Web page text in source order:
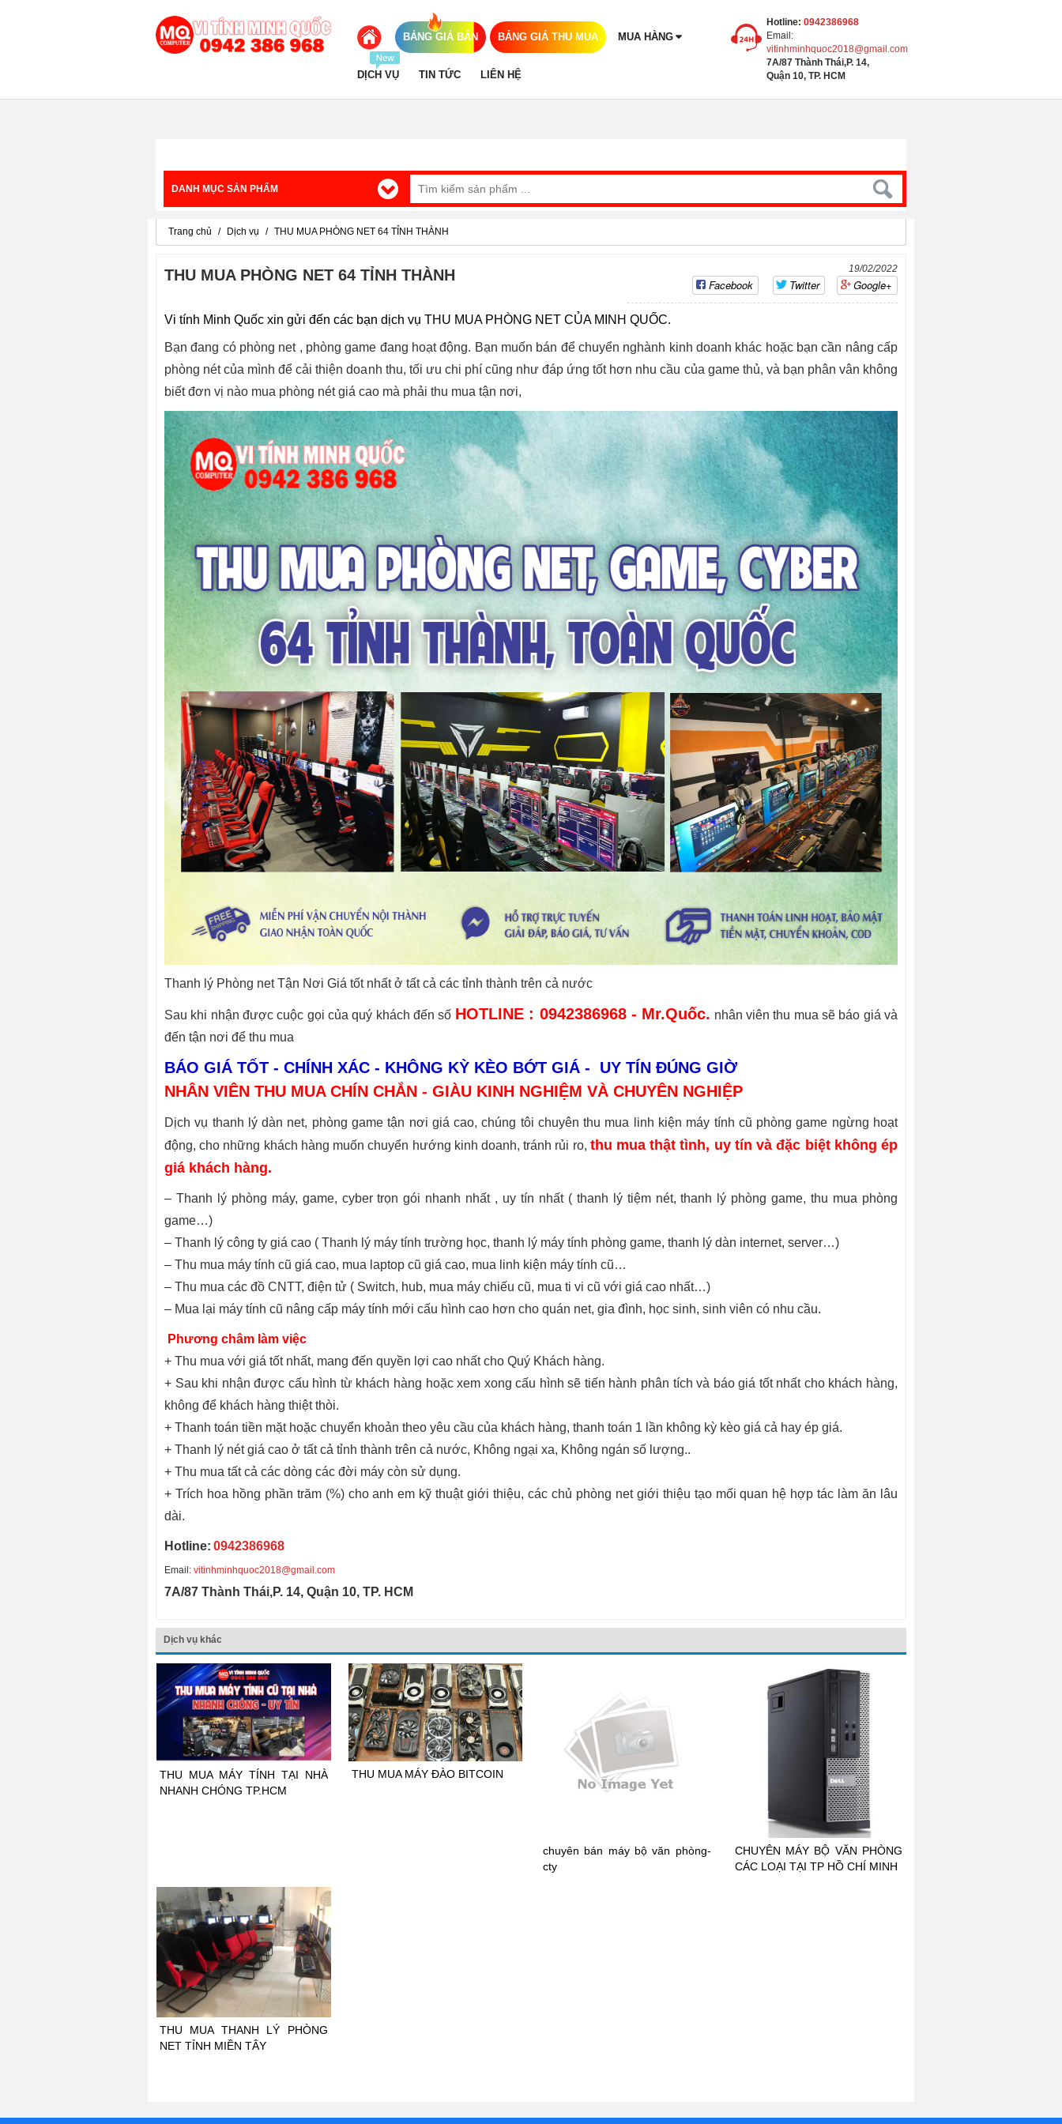
BẢNG GIÁ BÁN BẢNG GIÁ THU MUA MUA HÀNG
DỊCH VỤ TIN TỨC LIÊN HỆ
Hotline: 0942386968
Email:
vitinhminhquoc2018@gmail.com
7A/87 Thành Thái,P. 14,
Quận 10, TP. HCM
DANH MỤC SẢN PHẨM
Trang chủ Dịch vụ THU MUA PHÒNG NET 64 TỈNH THÀNH
THU MUA PHÒNG NET 64 TỈNH THÀNH 19/02/2022
Facebook Twitter Google+
Vi tính Minh Quốc xin gửi đến các bạn dịch vụ THU MUA PHÒNG NET CỦA MINH QUỐC.
Bạn đang có phòng net , phòng game đang hoạt động. Bạn muốn bán để chuyển nghành kinh doanh khác hoặc bạn cần nâng cấp
phòng nét của mình để cải thiện doanh thu, tối ưu chi phí cũng như đáp ứng tốt hơn nhu cầu của game thủ, và bạn phân vân không
biết đơn vị nào mua phòng nét giá cao mà phải thu mua tận nơi,
Thanh lý Phòng net Tận Nơi Giá tốt nhất ở tất cả các tỉnh thành trên cả nước
Sau khi nhận được cuộc gọi của quý khách đến số HOTLINE : 0942386968 - Mr.Quốc. nhân viên thu mua sẽ báo giá và
đến tận nơi để thu mua
BÁO GIÁ TỐT - CHÍNH XÁC - KHÔNG KỲ KÈO BỚT GIÁ - UY TÍN ĐÚNG GIỜ
NHÂN VIÊN THU MUA CHÍN CHẮN - GIÀU KINH NGHIỆM VÀ CHUYÊN NGHIỆP
Dịch vụ thanh lý dàn net, phòng game tận nơi giá cao, chúng tôi chuyên thu mua linh kiện máy tính cũ phòng game ngừng hoạt
động, cho những khách hàng muốn chuyển hướng kinh doanh, tránh rủi ro, thu mua thật tình, uy tín và đặc biệt không ép
giá khách hàng.
– Thanh lý phòng máy, game, cyber trọn gói nhanh nhất , uy tín nhất ( thanh lý tiệm nét, thanh lý phòng game, thu mua phòng
game…)
– Thanh lý công ty giá cao ( Thanh lý máy tính trường học, thanh lý máy tính phòng game, thanh lý dàn internet, server…)
– Thu mua máy tính cũ giá cao, mua laptop cũ giá cao, mua linh kiện máy tính cũ…
– Thu mua các đồ CNTT, điện tử ( Switch, hub, mua máy chiếu cũ, mua ti vi cũ với giá cao nhất…)
– Mua lại máy tính cũ nâng cấp máy tính mới cấu hình cao hơn cho quán net, gia đình, học sinh, sinh viên có nhu cầu.
Phương châm làm việc
+ Thu mua với giá tốt nhất, mang đến quyền lợi cao nhất cho Quý Khách hàng.
+ Sau khi nhận được cấu hình từ khách hàng hoặc xem xong cấu hình sẽ tiến hành phân tích và báo giá tốt nhất cho khách hàng,
không để khách hàng thiệt thòi.
+ Thanh toán tiền mặt hoặc chuyển khoản theo yêu cầu của khách hàng, thanh toán 1 lần không kỳ kèo giá cả hay ép giá.
+ Thanh lý nét giá cao ở tất cả tỉnh thành trên cả nước, Không ngại xa, Không ngán số lượng..
+ Thu mua tất cả các dòng các đời máy còn sử dụng.
+ Trích hoa hồng phần trăm (%) cho anh em kỹ thuật giới thiệu, các chủ phòng net giới thiệu tạo mối quan hệ hợp tác làm ăn lâu
dài.
Hotline: 0942386968
Email: vitinhminhquoc2018@gmail.com
7A/87 Thành Thái,P. 14, Quận 10, TP. HCM
Dịch vụ khác
THU MUA MÁY TÍNH TẠI NHÀ
NHANH CHÓNG TP.HCM
THU MUA MÁY ĐÀO BITCOIN
chuyên bán máy bộ văn phòng-
cty
CHUYÊN MÁY BỘ VĂN PHÒNG
CÁC LOẠI TẠI TP HỒ CHÍ MINH
THU MUA THANH LÝ PHÒNG
NET TỈNH MIỀN TÂY